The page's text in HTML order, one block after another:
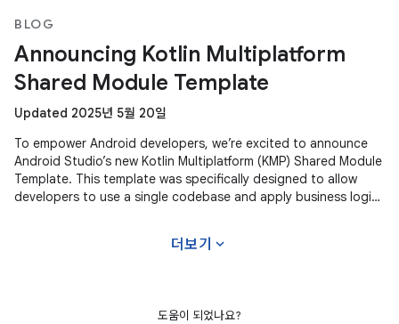
BLOG
Announcing Kotlin Multiplatform
Shared Module Template
Updated 2025년 5월 20일
To empower Android developers, we’re excited to announce
Android Studio’s new Kotlin Multiplatform (KMP) Shared Module
Template. This template was specifically designed to allow
developers to use a single codebase and apply business logic
더보기 expand_more
도움이 되었나요?